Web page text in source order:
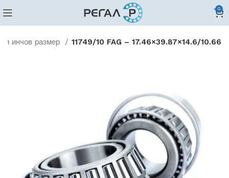
0
инчов размер 11749/10 FAG – 17.46×39.87×14.6/10.66